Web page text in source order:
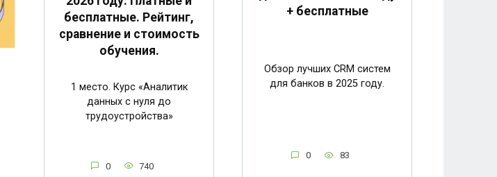
бесплатные. Рейтинг,
сравнение и стоимость
обучения.
1 место. Курс «Аналитик
данных с нуля до
трудоустройства»
0 740
+ бесплатные
Обзор лучших CRM систем
для банков в 2025 году.
0 83